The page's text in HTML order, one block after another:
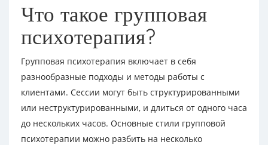
Что такое групповая
психотерапия?
Групповая психотерапия включает в себя
разнообразные подходы и методы работы с
клиентами. Сессии могут быть структурированными
или неструктурированными, и длиться от одного часа
до нескольких часов. Основные стили групповой
психотерапии можно разбить на несколько